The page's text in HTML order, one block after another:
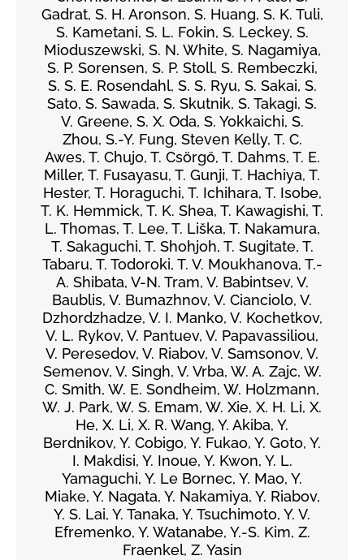
Gadrat, S. H. Aronson, S. Huang, S. K. Tuli,
S. Kametani, S. L. Fokin, S. Leckey, S.
Mioduszewski, S. N. White, S. Nagamiya,
S. P. Sorensen, S. P. Stoll, S. Rembeczki,
S. S. E. Rosendahl, S. S. Ryu, S. Sakai, S.
Sato, S. Sawada, S. Skutnik, S. Takagi, S.
V. Greene, S. X. Oda, S. Yokkaichi, S.
Zhou, S.-Y. Fung, Steven Kelly, T. C.
Awes, T. Chujo, T. Csörgő, T. Dahms, T. E.
Miller, T. Fusayasu, T. Gunji, T. Hachiya, T.
Hester, T. Horaguchi, T. Ichihara, T. Isobe,
T. K. Hemmick, T. K. Shea, T. Kawagishi, T.
L. Thomas, T. Lee, T. Liška, T. Nakamura,
T. Sakaguchi, T. Shohjoh, T. Sugitate, T.
Tabaru, T. Todoroki, T. V. Moukhanova, T.-
A. Shibata, V-N. Tram, V. Babintsev, V.
Baublis, V. Bumazhnov, V. Cianciolo, V.
Dzhordzhadze, V. I. Manko, V. Kochetkov,
V. L. Rykov, V. Pantuev, V. Papavassiliou,
V. Peresedov, V. Riabov, V. Samsonov, V.
Semenov, V. Singh, V. Vrba, W. A. Zajc, W.
C. Smith, W. E. Sondheim, W. Holzmann,
W. J. Park, W. S. Emam, W. Xie, X. H. Li, X.
He, X. Li, X. R. Wang, Y. Akiba, Y.
Berdnikov, Y. Cobigo, Y. Fukao, Y. Goto, Y.
I. Makdisi, Y. Inoue, Y. Kwon, Y. L.
Yamaguchi, Y. Le Bornec, Y. Mao, Y.
Miake, Y. Nagata, Y. Nakamiya, Y. Riabov,
Y. S. Lai, Y. Tanaka, Y. Tsuchimoto, Y. V.
Efremenko, Y. Watanabe, Y.-S. Kim, Z.
Fraenkel, Z. Yasin